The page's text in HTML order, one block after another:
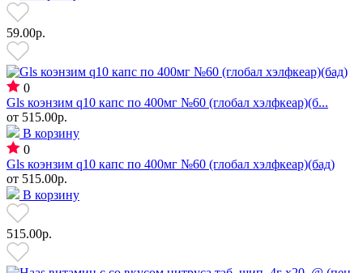
59.00р.
0
Gls коэнзим q10 капс по 400мг №60 (глобал хэлфкеар)(б...
от 515.00р.
В корзину
0
Gls коэнзим q10 капс по 400мг №60 (глобал хэлфкеар)(бад)
от 515.00р.
В корзину
515.00р.